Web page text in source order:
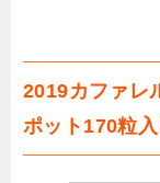
2019カファレ
ポット170粒入